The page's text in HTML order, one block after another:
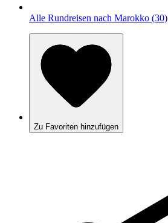
Alle Rundreisen nach Marokko (30)
Zu Favoriten hinzufügen